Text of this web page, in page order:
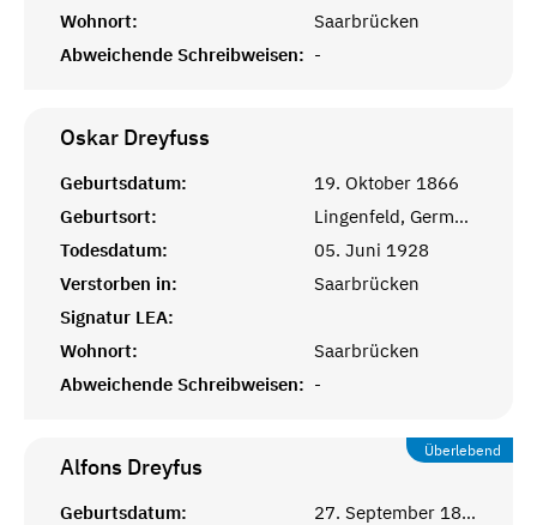
Wohnort:
Saarbrücken
Abweichende Schreibweisen: -
Oskar Dreyfuss
Geburtsdatum:
19. Oktober 1866
Geburtsort:
Lingenfeld, Germersheim
Todesdatum:
05. Juni 1928
Verstorben in:
Saarbrücken
Signatur LEA:
Wohnort:
Saarbrücken
Abweichende Schreibweisen: -
Überlebend
Alfons Dreyfus
Geburtsdatum:
27. September 1894